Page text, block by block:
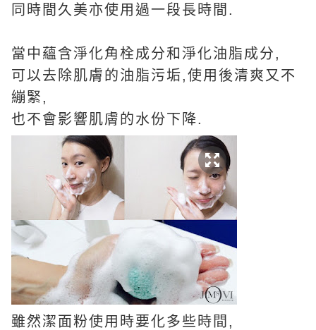
同時間久美亦使用過一段長時間.
當中蘊含淨化角栓成分和淨化油脂成分,
可以去除肌膚的油脂污垢,使用後清爽又不
繃緊,
也不會影響肌膚的水份下降.
雖然潔面粉使用時要化多些時間,